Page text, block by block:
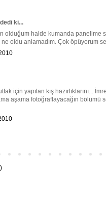
dedi ki...
olduğum halde kumanda panelime
oldu anlamadım. Çok öpüyorum
için yapılan kış hazırlıklarını...
aşama fotoğraflayacağın